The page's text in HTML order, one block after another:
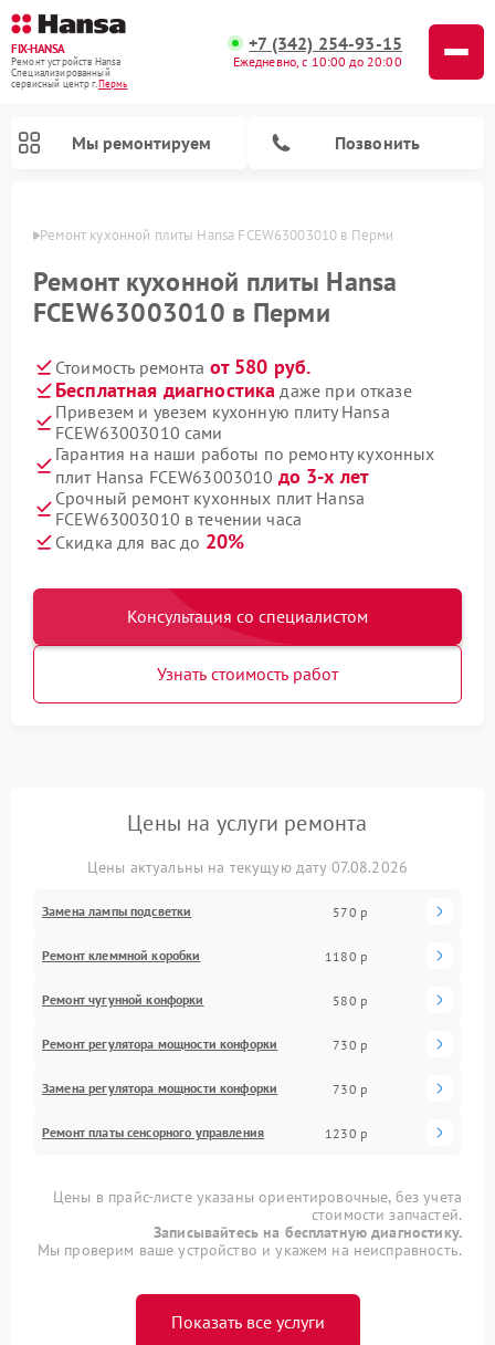
FIX-HANSA
Ремонт устройств Hansa
Специализированный
cервисный центр г.Пермь
+7 (342) 254-93-15
Ежедневно, с 10:00 до 20:00
Мы ремонтируем Позвонить
Ремонт кухонной плиты Hansa FCEW63003010 в Перми
Ремонт кухонной плиты Hansa
FCEW63003010 в Перми
Стоимость ремонта от 580 руб.
Бесплатная диагностика даже при отказе
Привезем и увезем кухонную плиту Hansa
FCEW63003010 сами
Гарантия на наши работы по ремонту кухонных
плит Hansa FCEW63003010 до 3-х лет
Срочный ремонт кухонных плит Hansa
FCEW63003010 в течении часа
Скидка для вас до 20%
Консультация со специалистом
Узнать стоимость работ
Цены на услуги ремонта
Цены актуальны на текущую дату 07.08.2026
Замена лампы подсветки 570 р
Ремонт клеммной коробки 1180 р
Ремонт чугунной конфорки 580 р
Ремонт регулятора мощности конфорки 730 р
Замена регулятора мощности конфорки 730 р
Ремонт платы сенсорного управления 1230 р
Цены в прайс-листе указаны ориентировочные, без учета
стоимости запчастей.
Записывайтесь на бесплатную диагностику.
Мы проверим ваше устройство и укажем на неисправность.
Показать все услуги